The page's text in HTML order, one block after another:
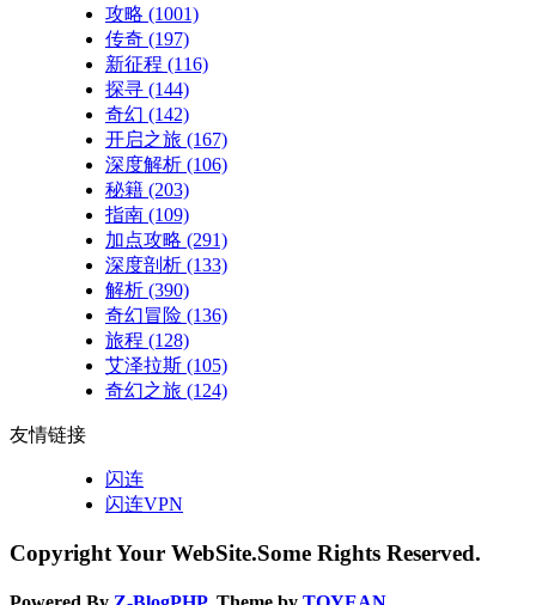
攻略 (1001)
传奇 (197)
新征程 (116)
探寻 (144)
奇幻 (142)
开启之旅 (167)
深度解析 (106)
秘籍 (203)
指南 (109)
加点攻略 (291)
深度剖析 (133)
解析 (390)
奇幻冒险 (136)
旅程 (128)
艾泽拉斯 (105)
奇幻之旅 (124)
友情链接
闪连
闪连VPN
Copyright Your WebSite.Some Rights Reserved.